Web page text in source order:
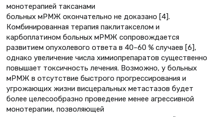
монотерапией таксанами
больных мРМЖ окончательно не доказано [4].
Комбинированная терапия паклитакселом и
карбоплатином больных мРМЖ сопровождается
развитием опухолевого ответа в 40–60 % случаев [6],
однако увеличение числа химиопрепаратов существенно
повышает токсичность лечения. Возможно, у больных
мРМЖ в отсутствие быстрого прогрессирования и
угрожающих жизни висцеральных метастазов будет
более целесообразно проведение менее агрессивной
монотерапии, позволяющей